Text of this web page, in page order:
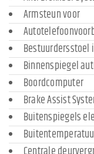
Armsteun voor
Binnenspiegel
Boordcomputer
Brake Assist
Buitenspiegels